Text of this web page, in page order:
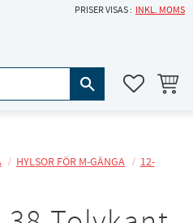
PRISER VISAS INKL. MOMS
HYLSOR FÖR M-GÄNGA
12-